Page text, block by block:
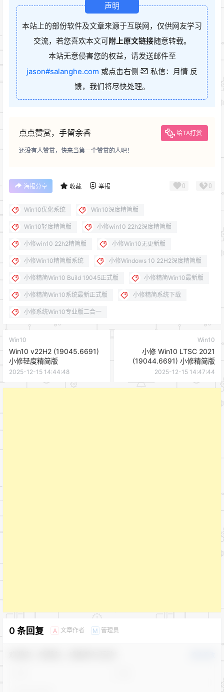
声明
本站上的部份软件及文章来源于互联网，仅供网友学习
交流，若您喜欢本文可附上原文链接随意转载。
本站无意侵害您的权益，请发送邮件至
jason#salanghe.com 或点击右侧
私信：月情 反
馈，我们将尽快处理。
点点赞赏，手留余香 给TA打赏
还没有人赞赏，快来当第一个赞赏的人吧！
海报分享 收藏 举报 0 0
Win10优化系统 Win10深度精简版
Win10轻度精简版 小修win10 22h2深度精简版
小修win10 22h2精简版 小修Win10无更新版
小修Win10精简版系统 小修Windows 10 22H2深度精简版
小修精简Win10 Build 19045正式版 小修精简Win10最新版
小修精简Win10系统最新正式版 小修精简系统下载
小修系统Win10专业版二合一
Win10
Win10 v22H2 (19045.6691)
小修轻度精简版
2025-12-15 14:44:48
Win10
小修 Win10 LTSC 2021
(19044.6691) 小修精简版
2025-12-15 14:47:44
0 条回复 A 文章作者 M 管理员